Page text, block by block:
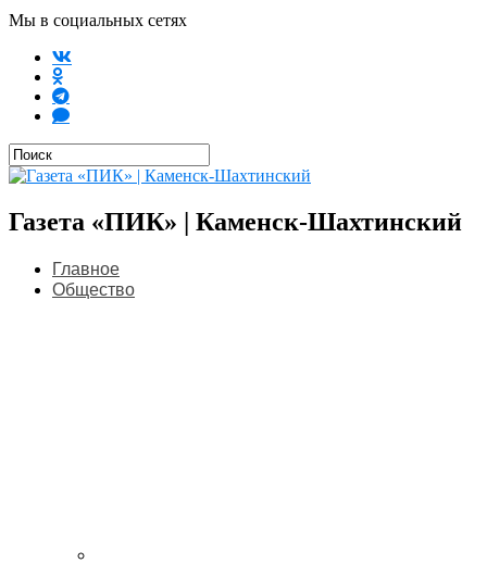
Мы в социальных сетях
Газета «ПИК» | Каменск-Шахтинский
Главное
Общество